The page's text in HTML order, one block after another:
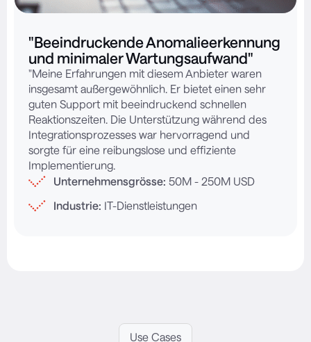
"Beeindruckende Anomalieerkennung
und minimaler Wartungsaufwand"
"Meine Erfahrungen mit diesem Anbieter waren
insgesamt außergewöhnlich. Er bietet einen sehr
guten Support mit beeindruckend schnellen
Reaktionszeiten. Die Unterstützung während des
Integrationsprozesses war hervorragend und
sorgte für eine reibungslose und effiziente
Implementierung.
Unternehmensgrösse: 50M - 250M USD
Industrie: IT-Dienstleistungen
Use Cases